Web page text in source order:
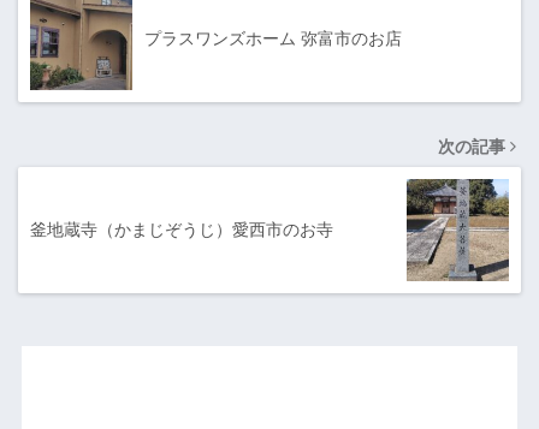
プラスワンズホーム 弥富市のお店
次の記事
釜地蔵寺（かまじぞうじ）愛西市のお寺